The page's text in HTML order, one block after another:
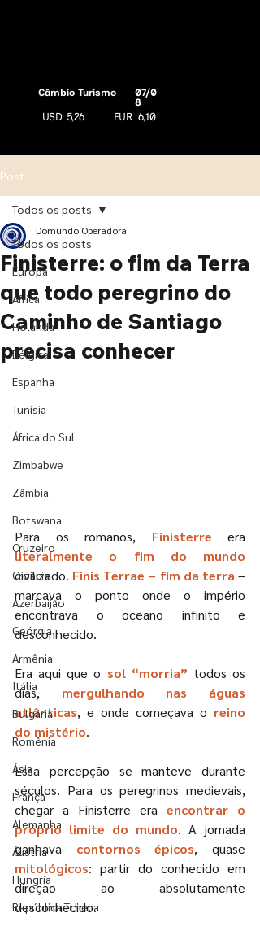
Câmbio Turismo
USD 5,26 EUR
07/0
8
6,10
Post
Todos os posts
Europa
África
Holanda
Bélgica
Espanha
Tunísia
África do Sul
Zimbabwe
Zâmbia
Botswana
Cruzeiro
Croácia
Azerbaijão
Geórgia
Armênia
Itália
Bulgária
Romênia
Ásia
França
Alemanha
Áustria
Hungria
República Tcheca
Todos os posts
Finisterre: o fim da Terra
que todo peregrino do
Caminho de Santiago
precisa conhecer
Domundo Operadora
Para os romanos, Finisterre
literalmente o fim do mundo
civilizado. Finis Terrae – fim da terra –
marcava o ponto onde o império
encontrava o oceano infinito e
desconhecido.
Era aqui que o sol “morria” todos os
dias, mergulhando nas águas
atlânticas, e onde começava o reino
do mistério.
Essa percepção se manteve durante
séculos. Para os peregrinos medievais,
chegar a Finisterre era encontrar o
próprio limite do mundo. A jornada
ganhava contornos épicos
mitológicos: partir do conhecido em
direção ao absolutamente
desconhecido.